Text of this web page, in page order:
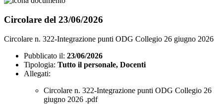
Circolare del 23/06/2026
Circolare n. 322-Integrazione punti ODG Collegio 26 giugno 2026
Pubblicato il: 23/06/2026
Tipologia: Tutto il personale, Docenti
Allegati:
Circolare n. 322-Integrazione punti ODG Collegio 26
giugno 2026 .pdf